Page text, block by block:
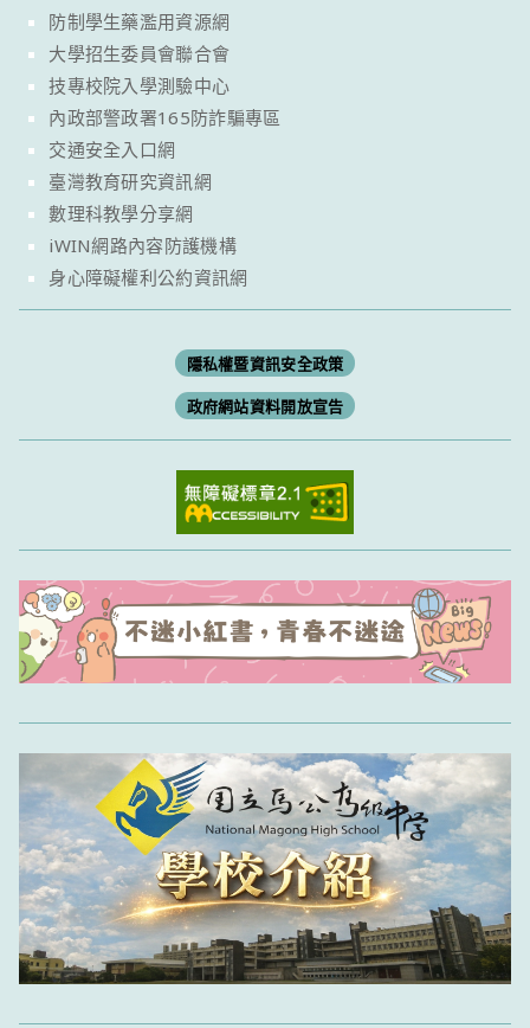
防制學生藥濫用資源網
大學招生委員會聯合會
技專校院入學測驗中心
內政部警政署165防詐騙專區
交通安全入口網
臺灣教育研究資訊網
數理科教學分享網
iWIN網路內容防護機構
身心障礙權利公約資訊網
隱私權暨資訊安全政策
政府網站資料開放宣告